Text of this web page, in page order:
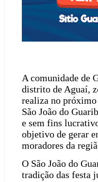
A comunidade de
distrito de Aguaí,
realiza no próximo
São João do
e sem fins
objetivo de gerar
moradores da
O São João do
tradição das festa